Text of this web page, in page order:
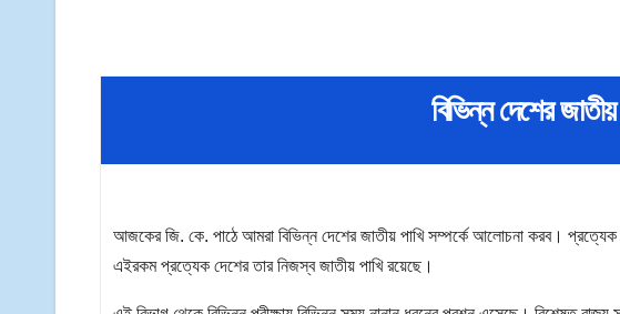
বিভিন্ন দেশের
আজকের জি. কে. পাঠে আমরা বিভিন্ন দেশের জাতীয় পাখি সম্পর্কে আলোচনা করব।
এইরকম প্রত্যেক দেশের তার নিজস্ব জাতীয় পাখি রয়েছে।